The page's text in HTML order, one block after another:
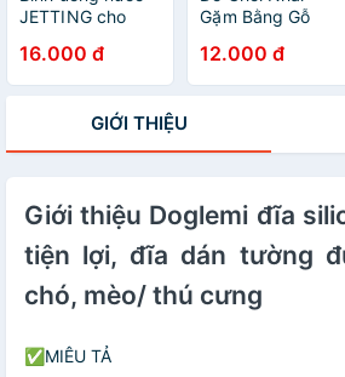
JETTING cho
16.000 đ
Gặm Bằng Gỗ
Hamster QDD
12.000 đ
GIỚI THIỆU
Giới thiệu Doglemi đĩa
tiện lợi, đĩa dán tường
chó, mèo/ thú cưng
✅MIÊU TẢ